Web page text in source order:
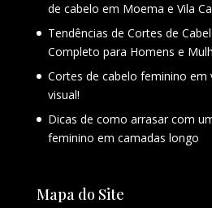
de cabelo em Moema e Vila
Tendências de Cortes de
Completo para Homens e
Cortes de cabelo feminino em
visual!
Dicas de como arrasar com
feminino em camadas longo
Mapa do Site